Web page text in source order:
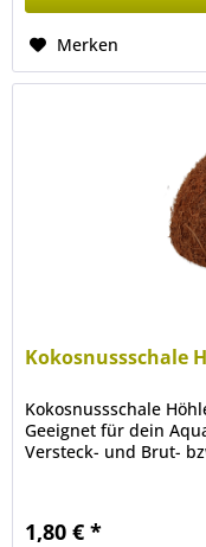
Merken
Kokosnussschale
Kokosnussschale
Geeignet für dein
Versteck- und Brut-
1,80 € *